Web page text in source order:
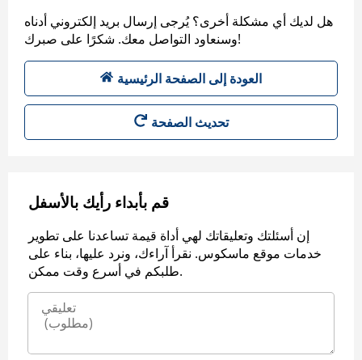
هل لديك أي مشكلة أخرى؟ يُرجى إرسال بريد إلكتروني أدناه
وسنعاود التواصل معك. شكرًا على صبرك!
العودة إلى الصفحة الرئيسية
تحديث الصفحة
قم بأبداء رأيك بالأسفل
إن أسئلتك وتعليقاتك لهي أداة قيمة تساعدنا على تطوير
خدمات موقع ماسكوس. نقرأ آراءك، ونرد عليها، بناء على
طلبكم في أسرع وقت ممكن.